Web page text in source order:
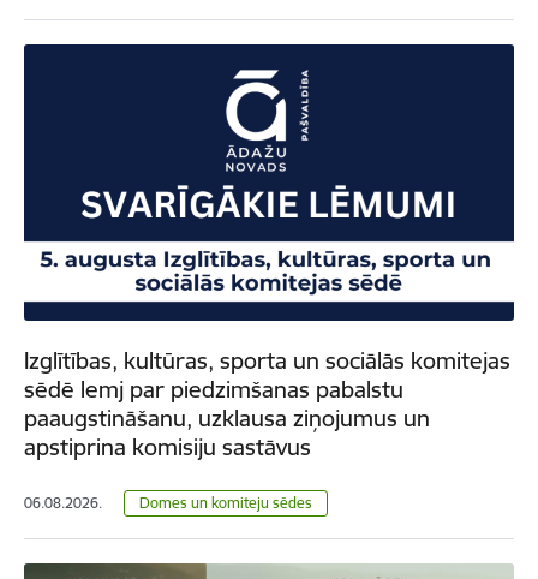
Izglītības, kultūras, sporta un sociālās komitejas
sēdē lemj par piedzimšanas pabalstu
paaugstināšanu, uzklausa ziņojumus un
apstiprina komisiju sastāvus
06.08.2026. Domes un komiteju sēdes